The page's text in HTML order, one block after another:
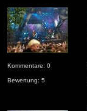
Kommentare: 0
Bewertung: 5